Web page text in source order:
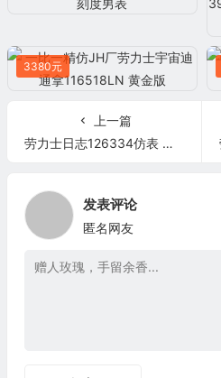
3380元
上一篇
劳力士日志126334仿表 男士自动机械表
发表评论
匿名网友